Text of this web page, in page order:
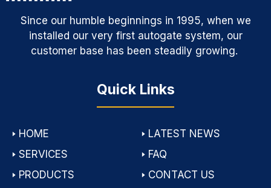
Since our humble beginnings in 1995, when we
installed our very first autogate system, our
customer base has been steadily growing.
Quick Links
🢒 HOME
🢒 SERVICES
🢒 PRODUCTS
🢒 LATEST NEWS
🢒 FAQ
🢒 CONTACT US